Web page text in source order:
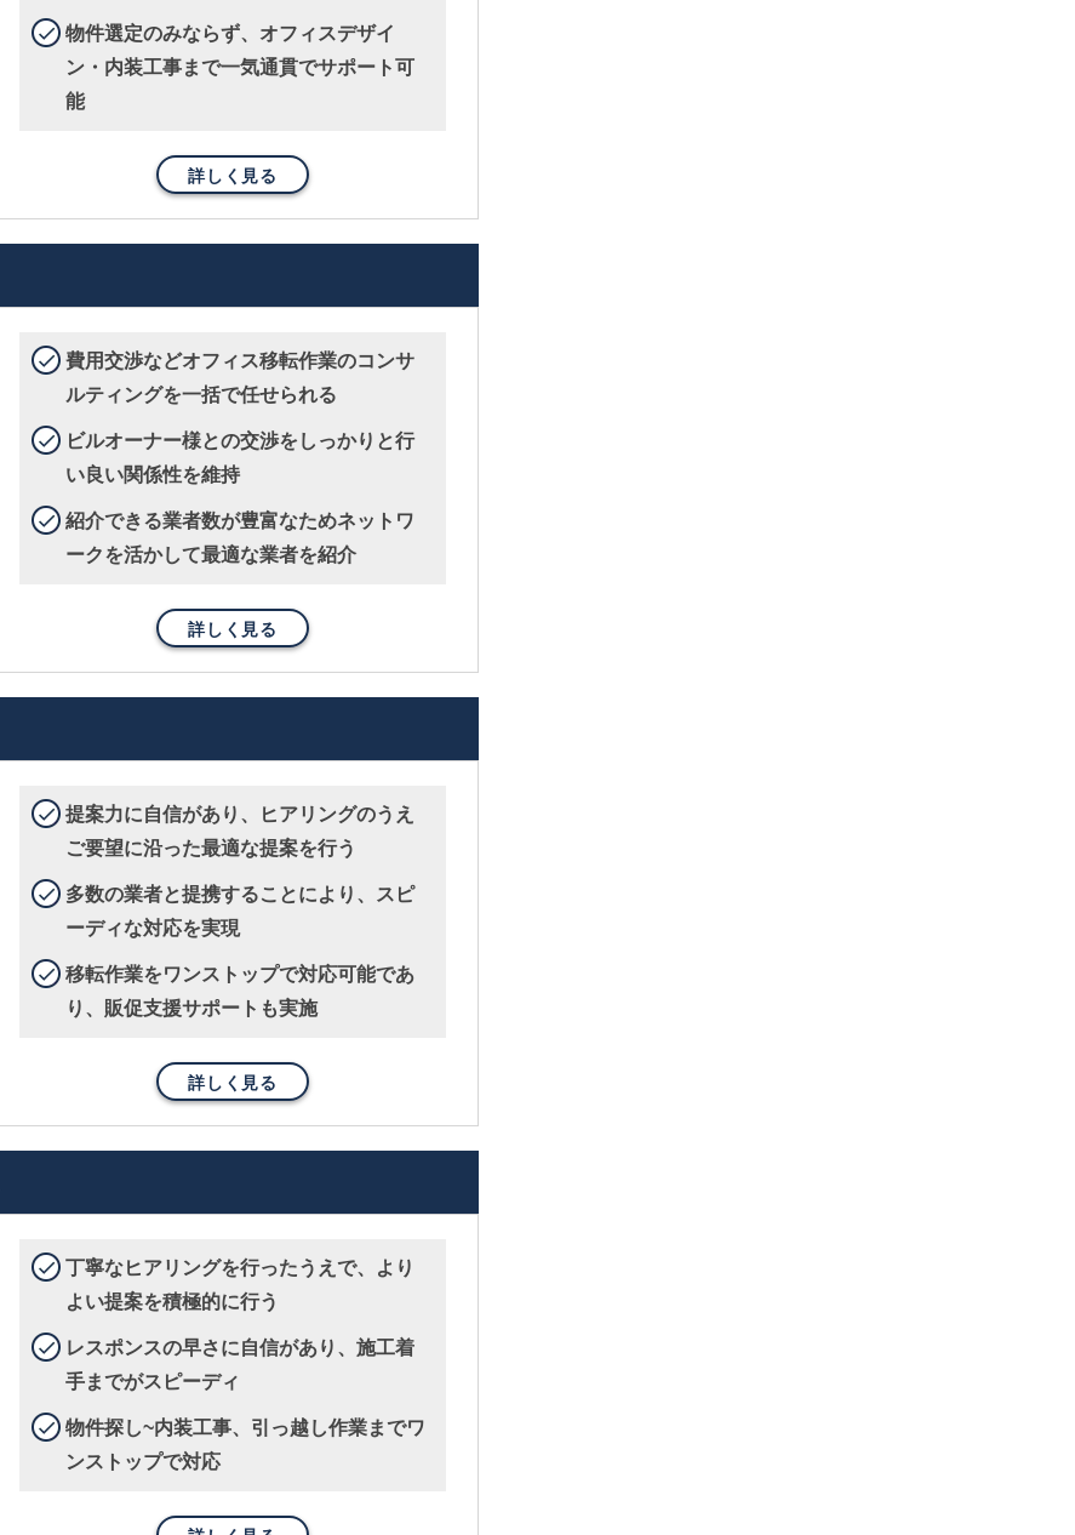
物件選定のみならず、オフィスデザイ
ン・内装工事まで一気通貫でサポート可
能
詳しく見る
費用交渉などオフィス移転作業のコンサ
ルティングを一括で任せられる
ビルオーナー様との交渉をしっかりと行
い良い関係性を維持
紹介できる業者数が豊富なためネットワ
ークを活かして最適な業者を紹介
詳しく見る
提案力に自信があり、ヒアリングのうえ
ご要望に沿った最適な提案を行う
多数の業者と提携することにより、スピ
ーディな対応を実現
移転作業をワンストップで対応可能であ
り、販促支援サポートも実施
詳しく見る
丁寧なヒアリングを行ったうえで、より
よい提案を積極的に行う
レスポンスの早さに自信があり、施工着
手までがスピーディ
物件探し~内装工事、引っ越し作業までワ
ンストップで対応